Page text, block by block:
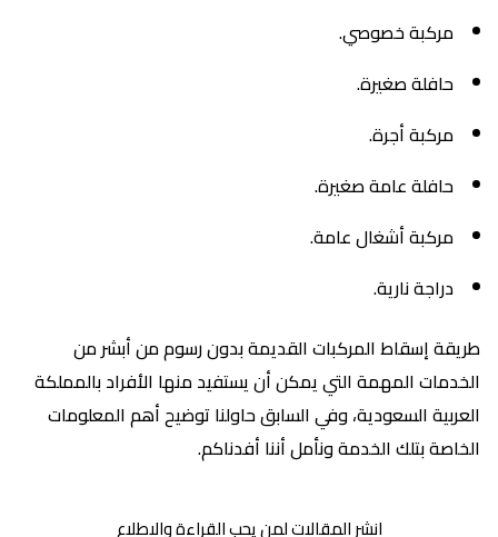
مركبة خصوصي.
حافلة صغيرة.
مركبة أجرة.
حافلة عامة صغيرة.
مركبة أشغال عامة.
دراجة نارية.
طريقة إسقاط المركبات القديمة بدون رسوم من أبشر من
الخدمات المهمة التي يمكن أن يستفيد منها الأفراد بالمملكة
العربية السعودية، وفي السابق حاولنا توضيح أهم المعلومات
الخاصة بتلك الخدمة ونأمل أننا أفدناكم.
انشر المقالات لمن يحب القراءة والاطلاع